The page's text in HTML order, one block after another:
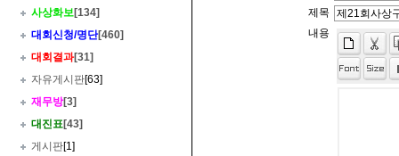
사상화보[134]
대회신청/명단[460]
대회결과[31]
자유게시판[63]
재무방[3]
대진표[43]
게시판[1]
제목
내용